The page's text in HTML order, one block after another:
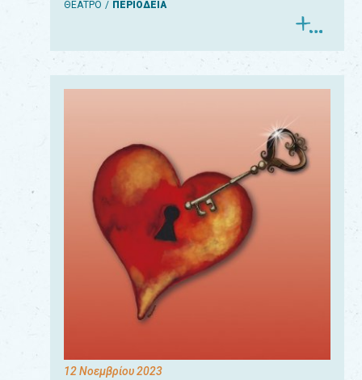
ΘΕΑΤΡΟ ΠΕΡΙΟΔΕΙΑ
12 Νοεμβρίου 2023